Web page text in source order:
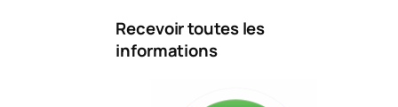
Recevoir toutes les
informations